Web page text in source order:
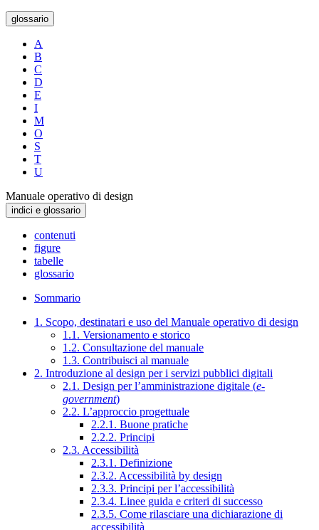
glossario
A
B
C
D
E
I
M
O
S
T
U
Manuale operativo di design
indici e glossario
contenuti
figure
tabelle
glossario
Sommario
1. Scopo, destinatari e uso del Manuale operativo di design
1.1. Versionamento e storico
1.2. Consultazione del manuale
1.3. Contribuisci al manuale
2. Introduzione al design per i servizi pubblici digitali
2.1. Design per l’amministrazione digitale (e-
government)
2.2. L’approccio progettuale
2.2.1. Buone pratiche
2.2.2. Principi
2.3. Accessibilità
2.3.1. Definizione
2.3.2. Accessibilità by design
2.3.3. Principi per l’accessibilità
2.3.4. Linee guida e criteri di successo
2.3.5. Come rilasciare una dichiarazione di
accessibilità